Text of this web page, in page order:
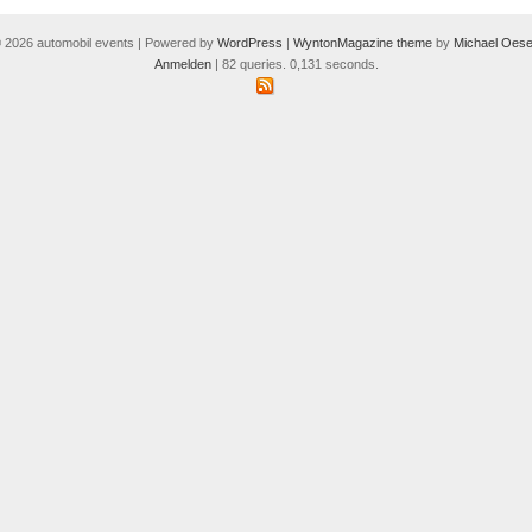
2026 automobil events | Powered by WordPress | WyntonMagazine theme by Michael
Anmelden| 82 queries. 0,131 seconds.